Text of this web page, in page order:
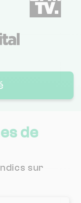
de
sur